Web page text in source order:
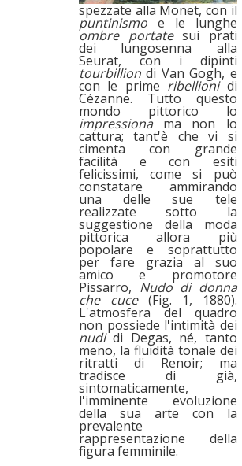
spezzate alla Monet, con il
puntinismo e le lunghe
ombre portatesui prati
dei lungosenna alla
Seurat, con i dipinti
tourbilliondi Van Gogh, e
con le prime ribellionidi
Cézanne. Tutto questo
mondo pittorico lo
impressionama non lo
cattura; tant'è che vi si
cimenta con grande
facilità e con esiti
felicissimi, come si può
constatare ammirando
una delle sue tele
realizzate sotto la
suggestione della moda
pittorica allora più
popolare e soprattutto
per fare grazia al suo
amico e promotore
Pissarro, Nudo di donna
che cuce(Fig. 1, 1880).
L'atmosfera del quadro
non possiede l'intimità dei
nudidi Degas, né, tanto
meno, la fluidità tonale dei
ritratti di Renoir; ma
tradisce di già,
sintomaticamente,
l'imminente evoluzione
della sua arte con la
prevalente
rappresentazione della
figura femminile.